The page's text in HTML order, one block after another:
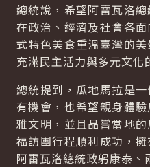
總統說，希望阿雷瓦洛
在政治、經濟及社會各
式特色美食重溫臺灣的
充滿民主活力與多元文化
總統提到，瓜地馬拉是
有機會，也希望親身體
雅文明，並且品嘗當地
福訪團行程順利成功，
阿雷瓦洛總統政躬康泰、